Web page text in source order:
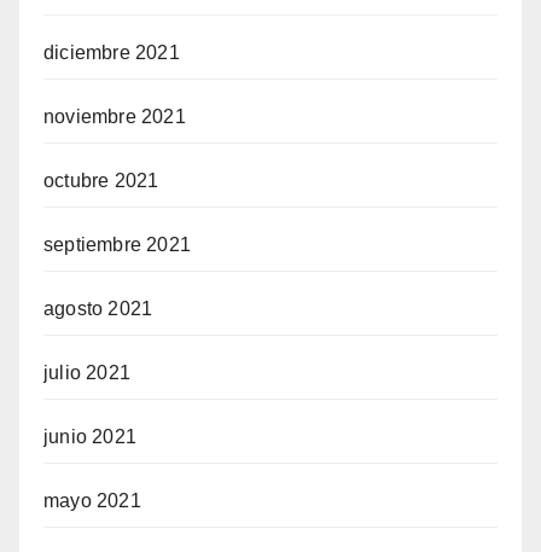
diciembre 2021
noviembre 2021
octubre 2021
septiembre 2021
agosto 2021
julio 2021
junio 2021
mayo 2021